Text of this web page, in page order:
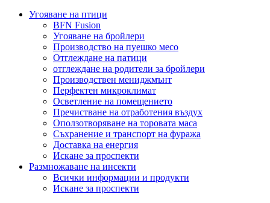
Угояване на птици
BFN Fusion
Угояване на бройлери
Производство на пуешко месо
Отглеждане на патици
отглеждане на родители за бройлери
Производствен мениджмънт
Перфектен микроклимат
Осветление на помещението
Пречистване на отработения въздух
Оползотворяване на торовата маса
Съхранение и транспорт на фуража
Доставка на енергия
Искане за проспекти
Размножаване на инсекти
Всички информации и продукти
Искане за проспекти